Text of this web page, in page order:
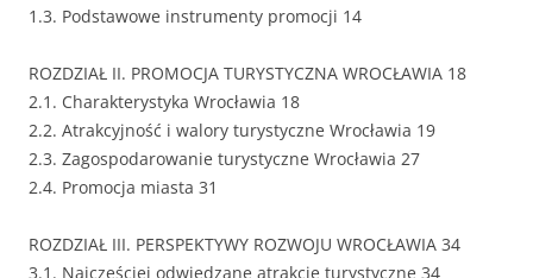
1.3. Podstawowe instrumenty promocji 14
ROZDZIAŁ II. PROMOCJA TURYSTYCZNA WROCŁAWIA 18
2.1. Charakterystyka Wrocławia 18
2.2. Atrakcyjność i walory turystyczne Wrocławia 19
2.3. Zagospodarowanie turystyczne Wrocławia 27
2.4. Promocja miasta 31
ROZDZIAŁ III. PERSPEKTYWY ROZWOJU WROCŁAWIA 34
3.1. Najczęściej odwiedzane atrakcje turystyczne 34